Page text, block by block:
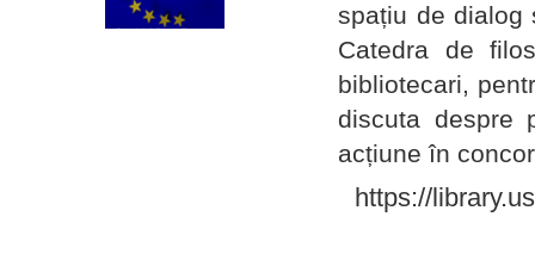
spațiu de dialog
Catedra de
bibliotecari,
discuta despre
acțiune în
https://